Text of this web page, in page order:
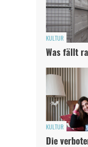
KULTUR
Was fällt
KULTUR
Die